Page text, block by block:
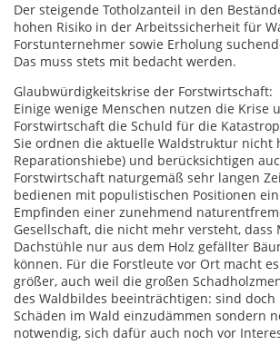
Der steigende Totholzanteil in den
hohen Risiko in der Arbeitssicherheit für
Forstunternehmer sowie Erholung
Das muss stets mit bedacht werden.
Glaubwürdigkeitskrise der Forstwirtschaft:
Einige wenige Menschen nutzen die Krise
Forstwirtschaft die Schuld für die
Sie ordnen die aktuelle Waldstruktur nicht
Reparationshiebe) und berücksichtigen
Forstwirtschaft naturgemäß sehr langen
bedienen mit populistischen Positionen
Empfinden einer zunehmend
Gesellschaft, die nicht mehr versteht, dass
Dachstühle nur aus dem Holz gefällter
können. Für die Forstleute vor Ort macht
größer, auch weil die großen
des Waldbildes beeinträchtigen: sind
Schäden im Wald einzudämmen sondern
notwendig, sich dafür auch noch vor